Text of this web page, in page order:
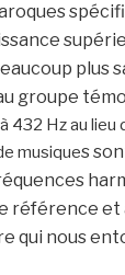
plus
groupe
432 Hz au lieu
musiques so
référence et
qui nous